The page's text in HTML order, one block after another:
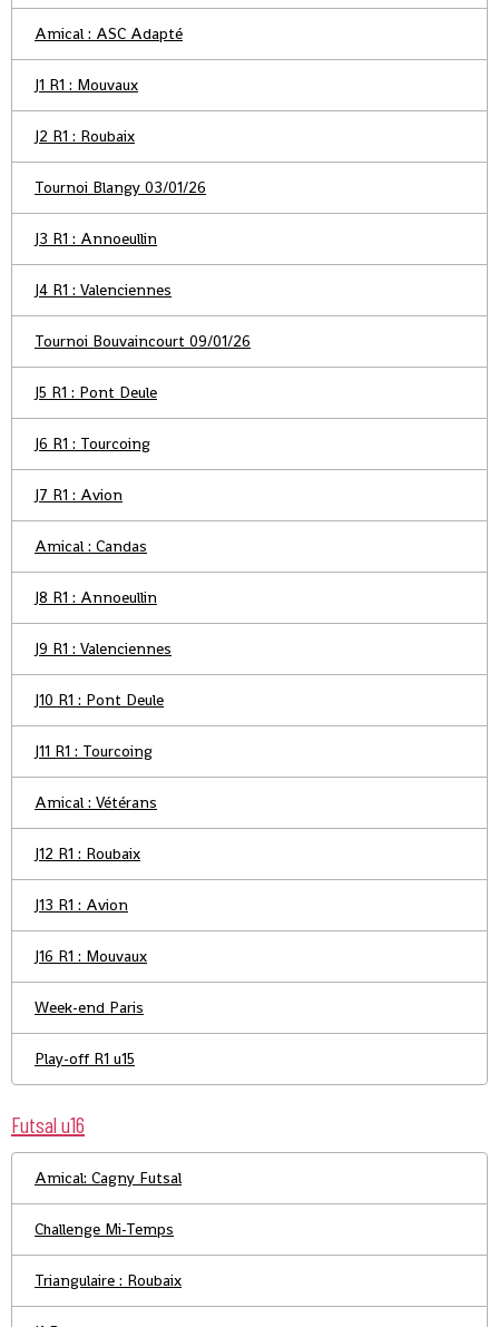
Amical : ASC Adapté
J1 R1 : Mouvaux
J2 R1 : Roubaix
Tournoi Blangy 03/01/26
J3 R1 : Annoeullin
J4 R1 : Valenciennes
Tournoi Bouvaincourt 09/01/26
J5 R1 : Pont Deule
J6 R1 : Tourcoing
J7 R1 : Avion
Amical : Candas
J8 R1 : Annoeullin
J9 R1 : Valenciennes
J10 R1 : Pont Deule
J11 R1 : Tourcoing
Amical : Vétérans
J12 R1 : Roubaix
J13 R1 : Avion
J16 R1 : Mouvaux
Week-end Paris
Play-off R1 u15
Futsal u16
Amical: Cagny Futsal
Challenge Mi-Temps
Triangulaire : Roubaix